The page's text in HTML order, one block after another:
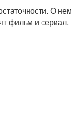
О нем
фильм и сериал.